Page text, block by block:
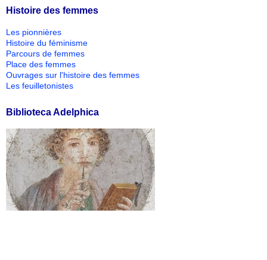
Histoire des femmes
Les pionnières
Histoire du féminisme
Parcours de femmes
Place des femmes
Ouvrages sur l'histoire des femmes
Les feuilletonistes
Biblioteca Adelphica